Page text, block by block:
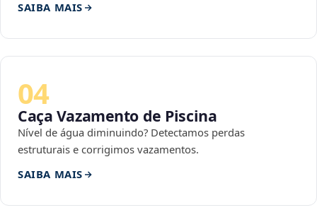
SAIBA MAIS
04
Caça Vazamento de Piscina
Nível de água diminuindo? Detectamos perdas
estruturais e corrigimos vazamentos.
SAIBA MAIS